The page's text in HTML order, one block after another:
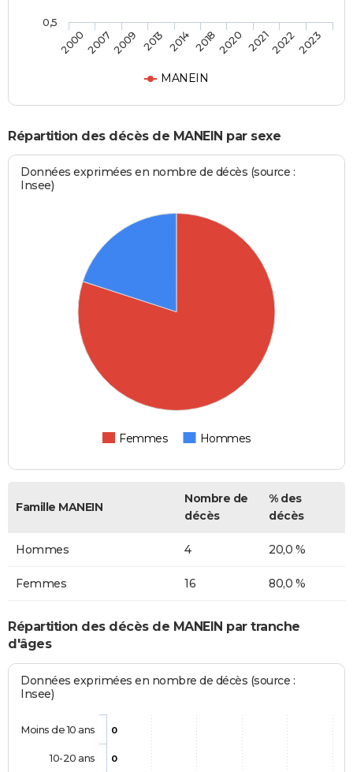
MANEIN
200020072009 2013 2014 20182020 202120222023
0,5
Répartition des décès de MANEIN par sexe
Données exprimées en nombre de décès (source :
Insee)
Femmes Hommes
Famille MANEIN
Nombre de
décès
% des
décès
Hommes 4 20,0 %
Femmes 16 80,0 %
Répartition des décès de MANEIN par tranche
d'âges
Données exprimées en nombre de décès (source :
Insee)
0
0
Moins de 10 ans
10-20 ans